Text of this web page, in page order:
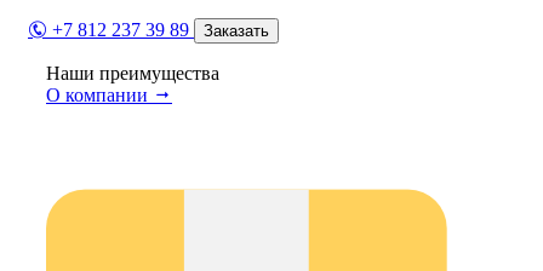
+7 812 237 39 89 Заказать
Наши преимущества
О компании